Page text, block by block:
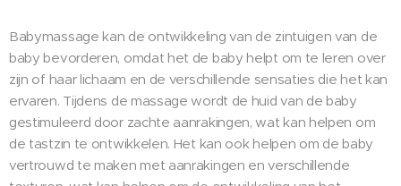
Babymassage kan de ontwikkeling van de zintuigen van de
baby bevorderen, omdat het de baby helpt om te leren over
zijn of haar lichaam en de verschillende sensaties die het kan
ervaren. Tijdens de massage wordt de huid van de baby
gestimuleerd door zachte aanrakingen, wat kan helpen om
de tastzin te ontwikkelen. Het kan ook helpen om de baby
vertrouwd te maken met aanrakingen en verschillende